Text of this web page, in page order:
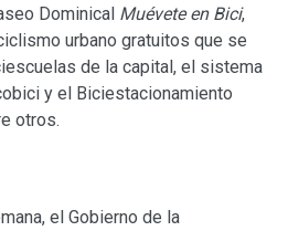
Dominical Muévete en Bici,
urbano gratuitos que se
de la capital, el sistema
y el Biciestacionamiento
otros.
el Gobierno de la